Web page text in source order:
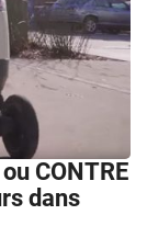
CONTRE
dans